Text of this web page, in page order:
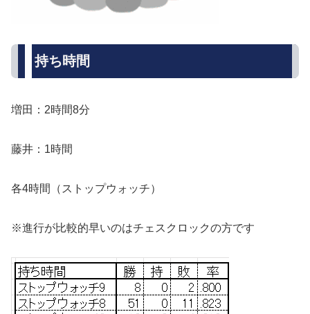
持ち時間
増田：2時間8分
藤井：1時間
各4時間（ストップウォッチ）
※進行が比較的早いのはチェスクロックの方です